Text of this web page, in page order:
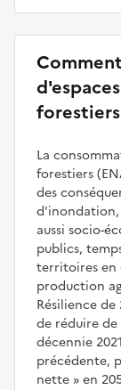
La
forestiers
des
d'inondation,
aussi socio-
publics,
territoires en
production
Résilience
de réduire de
décennie
précédente,
nette
en